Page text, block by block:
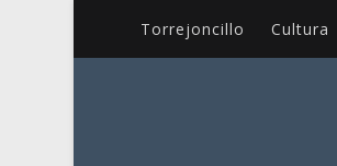
Torrejoncillo Cultura